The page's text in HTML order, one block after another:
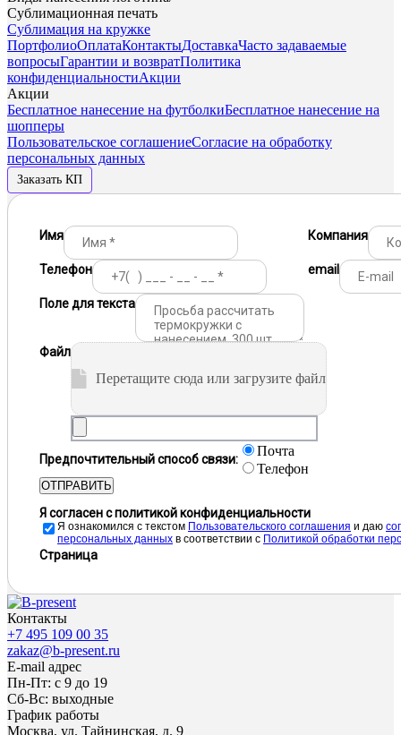
Сублимационная печать
Сублимация на кружке
ПортфолиоОплатаКонтактыДоставкаЧасто задаваемые
вопросыГарантии и возвратПолитика
конфиденциальностиАкции
Акции
Бесплатное нанесение на футболкиБесплатное нанесение на
шопперы
Пользовательское соглашениеСогласие на обработку
персональных данных
Заказать КП
Имя Компания
Телефон email
Поле для текста
Файл
Перетащите сюда или загрузите файл
Предпочтительный способ связи:
Почта
Телефон
ОТПРАВИТЬ
Я согласен с политикой конфиденциальности
Я ознакомился с текстом Пользовательского соглашения и даю
персональных данных в соответствии с Политикой обработки
Страница
Контакты
+7 495 109 00 35
zakaz@b-present.ru
E-mail адрес
Пн-Пт: с 9 до 19
Сб-Вс: выходные
График работы
Москва, ул. Тайнинская, д. 9